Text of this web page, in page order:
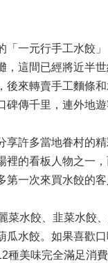
「一元行手工水餃
，這間已經將近半
後來轉賣手工麵條
傳千里，連外地遊
享許多當地眷村的
裡的看板人物之一
一次來買水餃的客
菜水餃、韭菜水餃
水餃。如果喜歡
美味完全滿足消費